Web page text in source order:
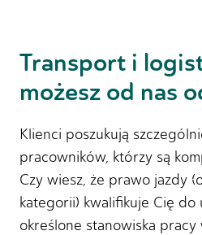
Transport i
możesz od nas
Klienci poszukują
pracowników, którzy są
Czy wiesz, że prawo jazdy
kategorii) kwalifikuje Cię do
określone stanowiska